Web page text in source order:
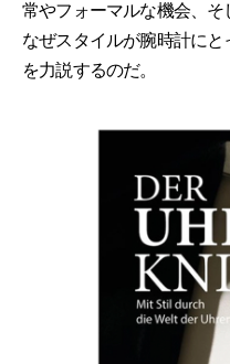
常やフォーマルな機会、そ
なぜスタイルが腕時計に
を力説するのだ。